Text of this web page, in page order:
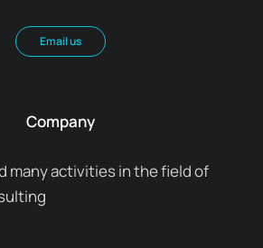
Email us
Company
many activities in the field of